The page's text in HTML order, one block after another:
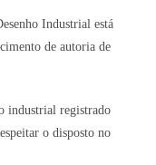
Industrial está
de autoria de
industrial registrado
o disposto no